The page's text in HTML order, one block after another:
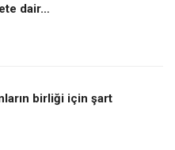
dair…
birliği için şart